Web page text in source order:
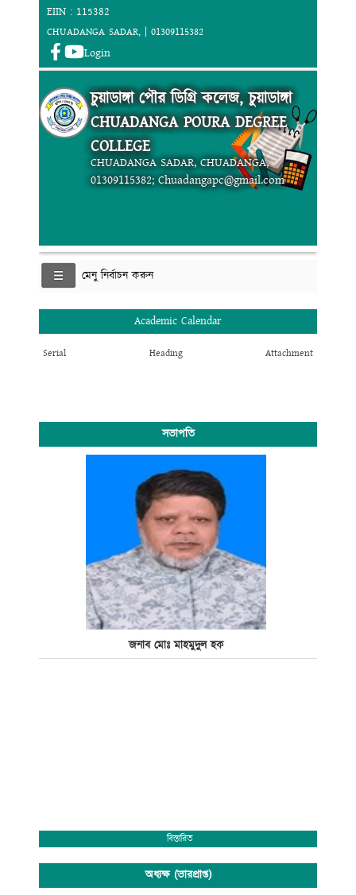
EIIN : 115382
CHUADANGA SADAR, | 01309115382
Login
চুয়াডাঙ্গা পৌর ডিগ্রি কলেজ, চুয়াডাঙ্গা
CHUADANGA POURA DEGREE
COLLEGE
CHUADANGA SADAR, CHUADANGA,
01309115382; Chuadangapc@gmail.com
মেনু নির্বাচন করুন
Academic Calendar
Serial Heading Attachment
সভাপতি
জনাব মোঃ মাহমুদুল হক
বিস্তারিত
অধ্যক্ষ (ভারপ্রাপ্ত)